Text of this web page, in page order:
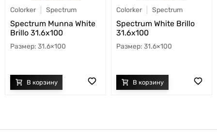
Colorker Spectrum
Spectrum Munna White
Brillo 31.6x100
31.6×100
Colorker Spectrum
Spectrum White Brillo
31.6x100
31.6×100